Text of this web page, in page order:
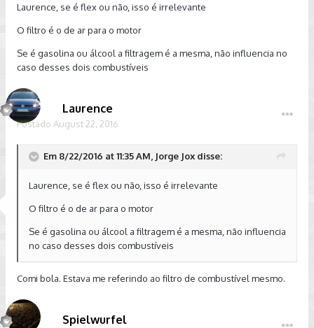
Laurence, se é flex ou não, isso é irrelevante
O filtro é o de ar para o motor
Se é gasolina ou álcool a filtragem é a mesma, não influencia no
caso desses dois combustíveis
Laurence
Postado August 22, 2016
Em 8/22/2016 at 11:35 AM, Jorge Jox disse:
Laurence, se é flex ou não, isso é irrelevante
O filtro é o de ar para o motor
Se é gasolina ou álcool a filtragem é a mesma, não influencia
no caso desses dois combustíveis
Comi bola. Estava me referindo ao filtro de combustível mesmo.
Spielwurfel